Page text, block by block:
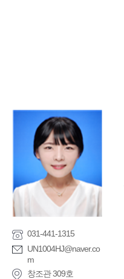
031-441-1315
UN1004HJ@naver.co
m
창조관 309호